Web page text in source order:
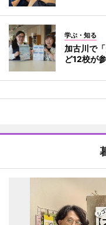
学ぶ・知る
加古川で
ど12校が